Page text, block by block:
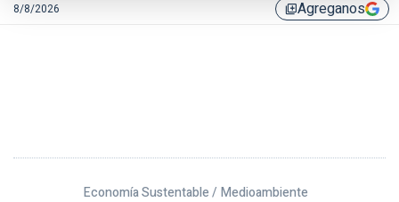
8/8/2026 library_addAgreganos
Economía Sustentable / Medioambiente